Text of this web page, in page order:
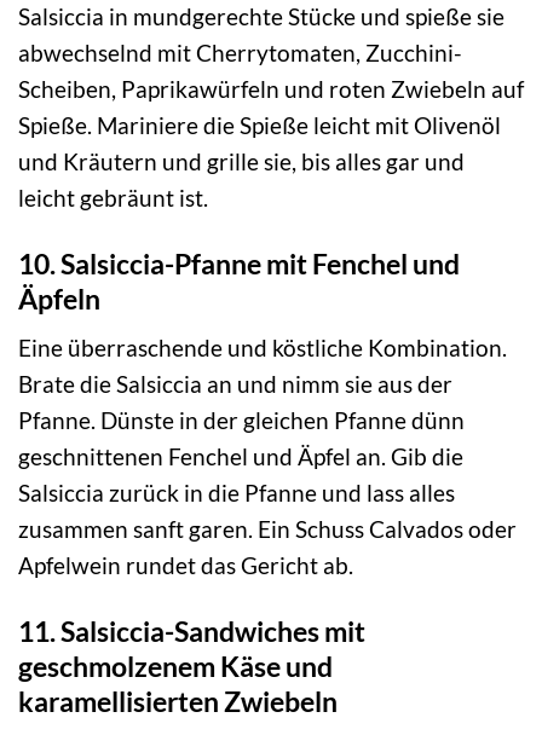
Salsiccia in mundgerechte Stücke und spieße sie
abwechselnd mit Cherrytomaten, Zucchini-
Scheiben, Paprikawürfeln und roten Zwiebeln auf
Spieße. Mariniere die Spieße leicht mit Olivenöl
und Kräutern und grille sie, bis alles gar und
leicht gebräunt ist.
10. Salsiccia-Pfanne mit Fenchel und
Äpfeln
Eine überraschende und köstliche Kombination.
Brate die Salsiccia an und nimm sie aus der
Pfanne. Dünste in der gleichen Pfanne dünn
geschnittenen Fenchel und Äpfel an. Gib die
Salsiccia zurück in die Pfanne und lass alles
zusammen sanft garen. Ein Schuss Calvados oder
Apfelwein rundet das Gericht ab.
11. Salsiccia-Sandwiches mit
geschmolzenem Käse und
karamellisierten Zwiebeln